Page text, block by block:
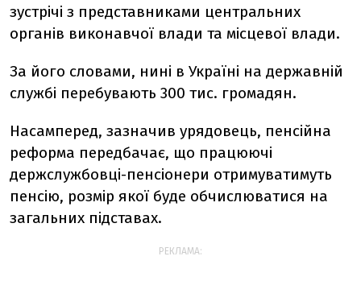
зустрічі з представниками центральних
органів виконавчої влади та місцевої влади.
За його словами, нині в Україні на державній
службі перебувають 300 тис. громадян.
Насамперед, зазначив урядовець, пенсійна
реформа передбачає, що працюючі
держслужбовці-пенсіонери отримуватимуть
пенсію, розмір якої буде обчислюватися на
загальних підставах.
РЕКЛАМА: